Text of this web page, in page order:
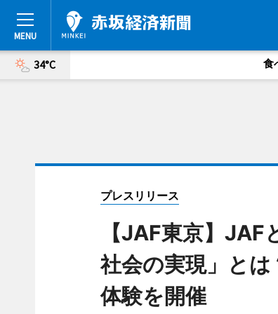
34°C 食
プレスリリース
【JAF東京】
社会の実現」と
体験を開催